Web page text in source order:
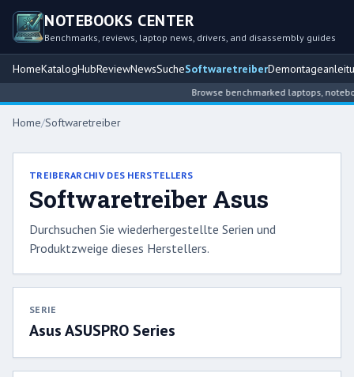
NOTEBOOKS CENTER
Benchmarks, reviews, laptop news, drivers, and disassembly guides
HomeKatalogHubReviewNewsSucheSoftwaretreiber
Browse benchmarked laptops,
Home/Softwaretreiber
TREIBERARCHIV DES HERSTELLERS
Softwaretreiber Asus
Durchsuchen Sie wiederhergestellte Serien und
Produktzweige dieses Herstellers.
SERIE
Asus ASUSPRO Series